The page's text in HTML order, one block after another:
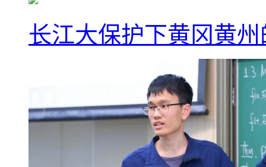
长江大保护下黄冈黄